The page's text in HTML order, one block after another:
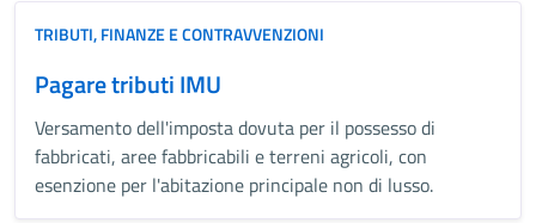
TRIBUTI, FINANZE E CONTRAVVENZIONI
Pagare tributi IMU
Versamento dell'imposta dovuta per il possesso di
fabbricati, aree fabbricabili e terreni agricoli, con
esenzione per l'abitazione principale non di lusso.